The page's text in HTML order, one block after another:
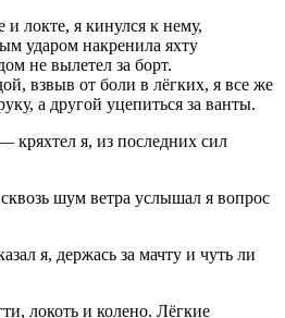
и локте, я кинулся к нему,
ударом накренила яхту
не вылетел за борт.
взвыв от боли в лёгких, я все же
а другой уцепиться за ванты.
кряхтел я, из последних сил
шум ветра услышал я вопрос
я, держась за мачту и чуть ли
локоть и колено. Лёгкие